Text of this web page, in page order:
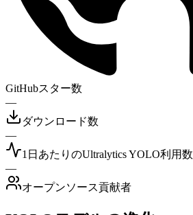
GitHubスター数
—
ダウンロード数
—
1日あたりのUltralytics YOLO利用数
—
オープンソース貢献者